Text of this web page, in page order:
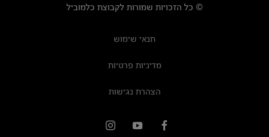
© כל הזכויות שמורות לקבוצת כלמוביל
תנאי שימוש
מדיניות פרטיות
הצהרת נגישות